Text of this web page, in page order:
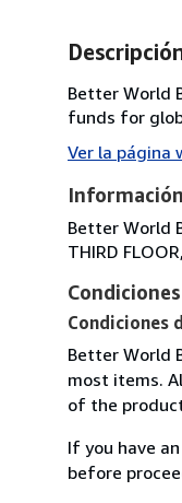
Better World
funds for
Ver la página
Better World
THIRD
Condiciones
Better World
most items.
of the
If you have
before